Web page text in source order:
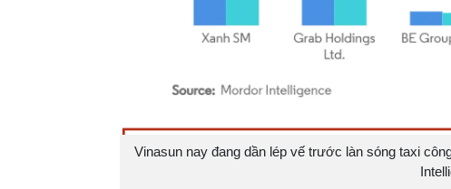
Vinasun nay đang dần lép vế trước làn sóng taxi